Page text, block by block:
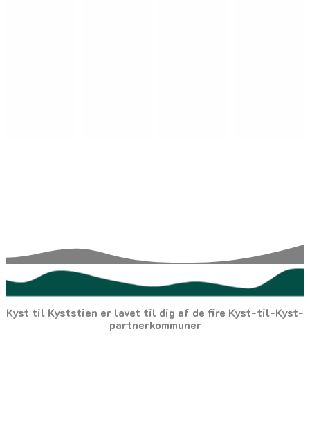
Kyst til Kyststien er lavet til dig af de fire Kyst-til-Kyst-
partnerkommuner